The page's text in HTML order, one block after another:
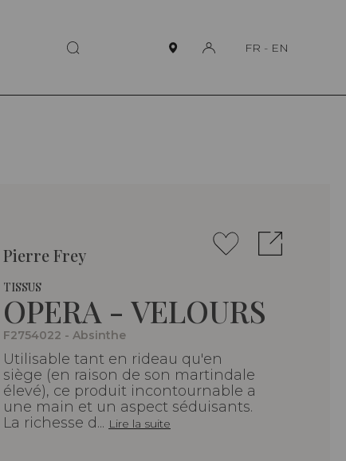
FR - EN
Pierre Frey
TISSUS
OPERA - VELOURS
F2754022 - Absinthe
Utilisable tant en rideau qu'en
siège (en raison de son martindale
élevé), ce produit incontournable a
une main et un aspect séduisants.
La richesse d... Lire la suite